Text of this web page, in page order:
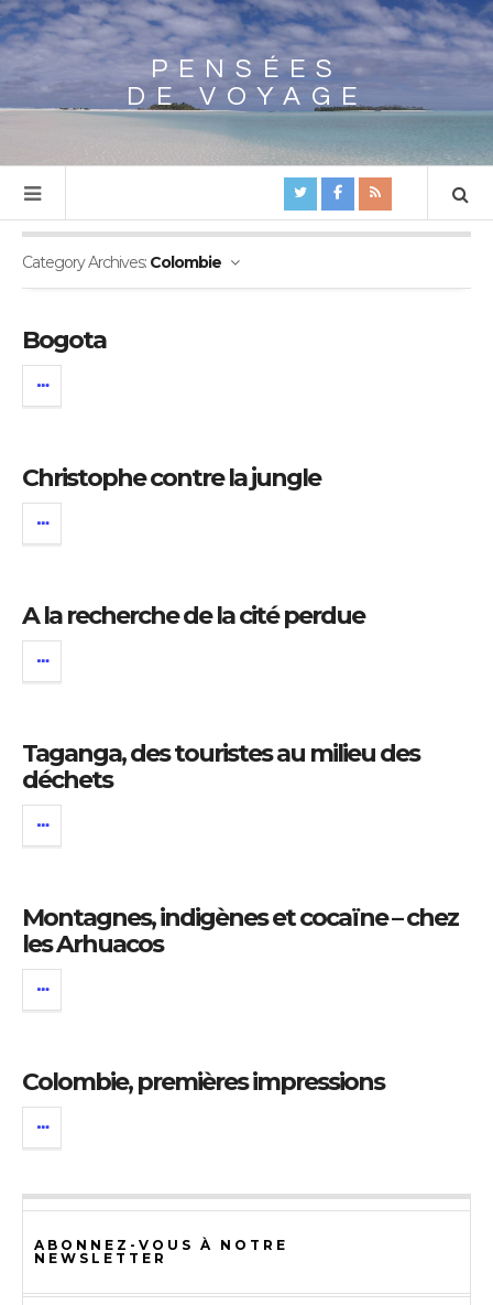
Array
PENSÉES
DE VOYAGE
Category Archives: Colombie
Bogota
Christophe contre la jungle
A la recherche de la cité perdue
Taganga, des touristes au milieu des
déchets
Montagnes, indigènes et cocaïne – chez
les Arhuacos
Colombie, premières impressions
ABONNEZ-VOUS À NOTRE
NEWSLETTER